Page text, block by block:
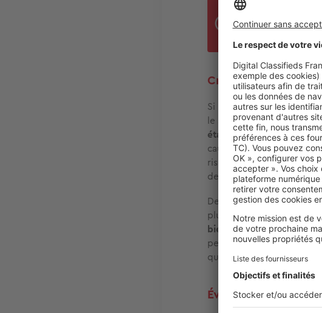
d’endettement.
Crédit immobilier :
Si la multiplication de
le sont tout autant. C’est
établissements
cause, ceux-ci peuvent
risques de défaut de
de vous priver d’un crédit.
De même,
plus de ne pas être
bien souvent
personne misant sur ce
qu’une personne qui
Évitez les dépenses